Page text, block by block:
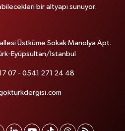
bir altyapı sunuyor.
Üstküme Sokak Manolya Apt.
Eyüpsultan/İstanbul
07 - 0541 271 24 48